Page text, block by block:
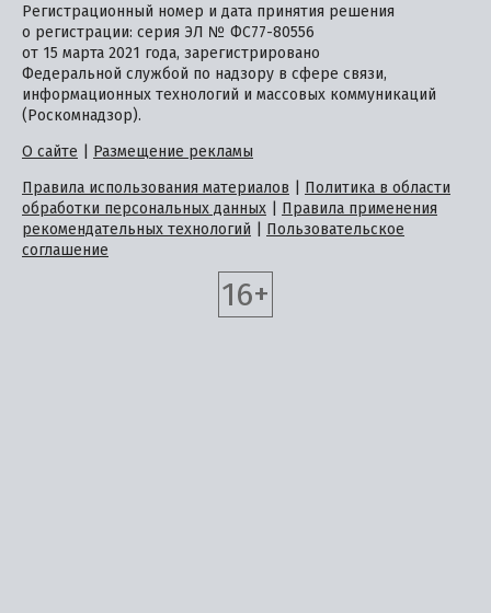
Регистрационный номер и дата принятия решения
о регистрации: серия ЭЛ № ФС77-80556
от 15 марта 2021 года, зарегистрировано
Федеральной службой по надзору в сфере связи,
информационных технологий и массовых коммуникаций
(Роскомнадзор).
О сайте
Размещение рекламы
Правила использования материалов
Политика в области
обработки персональных данных
Правила применения
рекомендательных технологий
Пользовательское
соглашение
16+